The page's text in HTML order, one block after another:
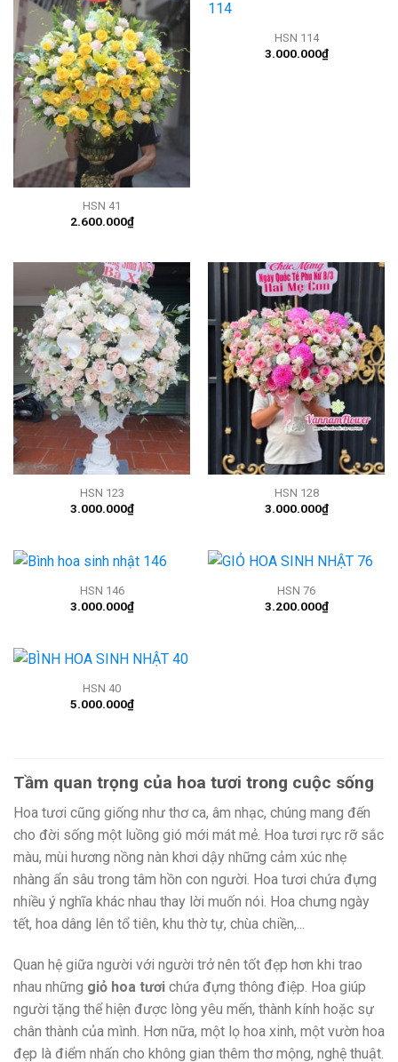
HSN 41
2.600.000₫
HSN 114
3.000.000₫
HSN 123
3.000.000₫
HSN 128
3.000.000₫
HSN 146
3.000.000₫
HSN 76
3.200.000₫
HSN 40
5.000.000₫
Tầm quan trọng của hoa tươi trong cuộc sống
Hoa tươi cũng giống như thơ ca, âm nhạc, chúng mang đến
cho đời sống một luồng gió mới mát mẻ. Hoa tươi rực rỡ sắc
màu, mùi hương nồng nàn khơi dậy những cảm xúc nhẹ
nhàng ẩn sâu trong tâm hồn con người. Hoa tươi chứa đựng
nhiều ý nghĩa khác nhau thay lời muốn nói. Hoa chưng ngày
tết, hoa dâng lên tổ tiên, khu thờ tự, chùa chiền,...
Quan hệ giữa người với người trở nên tốt đẹp hơn khi trao
nhau những giỏ hoa tươi chứa đựng thông điệp. Hoa giúp
người tặng thể hiện được lòng yêu mến, thành kính hoặc sự
chân thành của mình. Hơn nữa, một lọ hoa xinh, một vườn hoa
đẹp là điểm nhấn cho không gian thêm thơ mộng, nghệ thuật.